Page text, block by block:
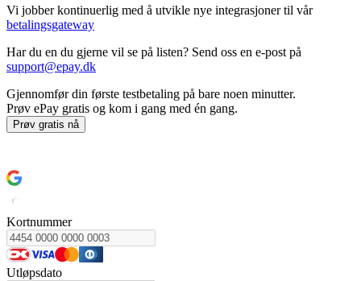
Vi jobber kontinuerlig med å utvikle nye integrasjoner til vår
betalingsgateway
Har du en du gjerne vil se på listen? Send oss en e-post på
support@epay.dk
Gjennomfør din første testbetaling på bare noen minutter.
Prøv ePay gratis og kom i gang med én gang.
Prøv gratis nå
Kortnummer
Utløpsdato